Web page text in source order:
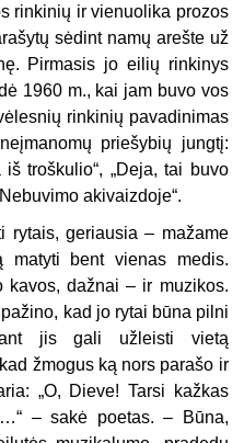
rinkinių ir vienuolika prozos
sėdint namų arešte už
Pirmasis jo eilių rinkinys
1960 m., kai jam buvo vos
rinkinių pavadinimas
priešybių jungtį:
iš troškulio“, „Deja, tai buvo
akivaizdoje“.
rytais, geriausia – mažame
matyti bent vienas medis.
kavos, dažnai – ir muzikos.
kad jo rytai būna pilni
jis gali užleisti vietą
žmogus ką nors parašo ir
„O, Dieve! Tarsi kažkas
– sakė poetas. – Būna,